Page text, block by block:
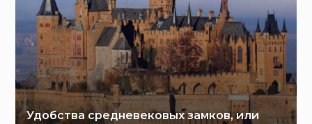
Удобства средневековых замков, или